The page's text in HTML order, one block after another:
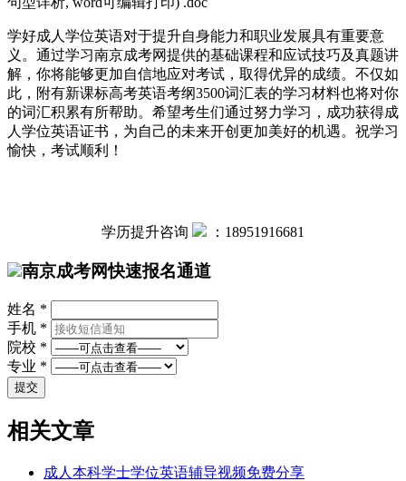
学好成人学位英语对于提升自身能力和职业发展具有重要意
义。通过学习南京成考网提供的基础课程和应试技巧及真题讲
解，你将能够更加自信地应对考试，取得优异的成绩。不仅如
此，附有新课标高考英语考纲3500词汇表的学习材料也将对你
的词汇积累有所帮助。希望考生们通过努力学习，成功获得成
人学位英语证书，为自己的未来开创更加美好的机遇。祝学习
愉快，考试顺利！
学历提升咨询 ： 18951916681
南京成考网快速报名通道
姓名 *
手机 *
院校 *
专业 *
相关文章
成人本科学士学位英语辅导视频免费分享